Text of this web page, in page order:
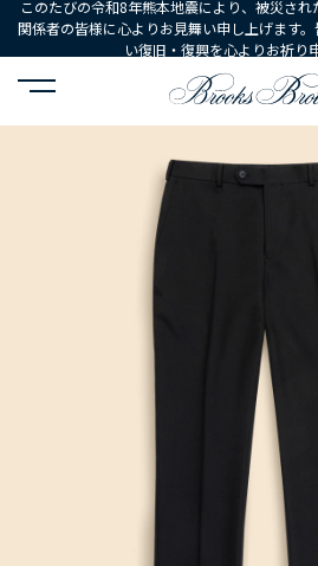
このたびの令和8年熊本地震により、被災さ
関係者の皆様に心よりお見舞い申し上げます
い復旧・復興を心よりお祈り
HOME ウェア ボトムス